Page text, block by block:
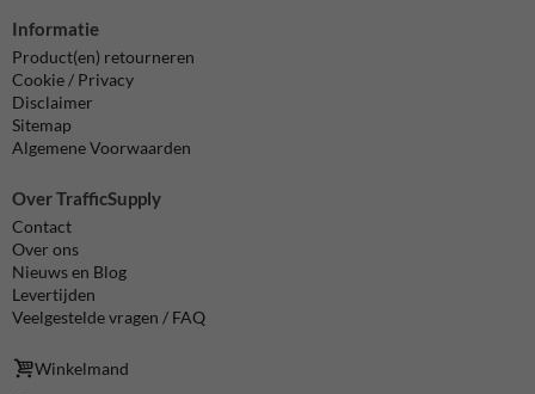
Informatie
Product(en) retourneren
Cookie / Privacy
Disclaimer
Sitemap
Algemene Voorwaarden
Over TrafficSupply
Contact
Over ons
Nieuws en Blog
Levertijden
Veelgestelde vragen / FAQ
Winkelmand